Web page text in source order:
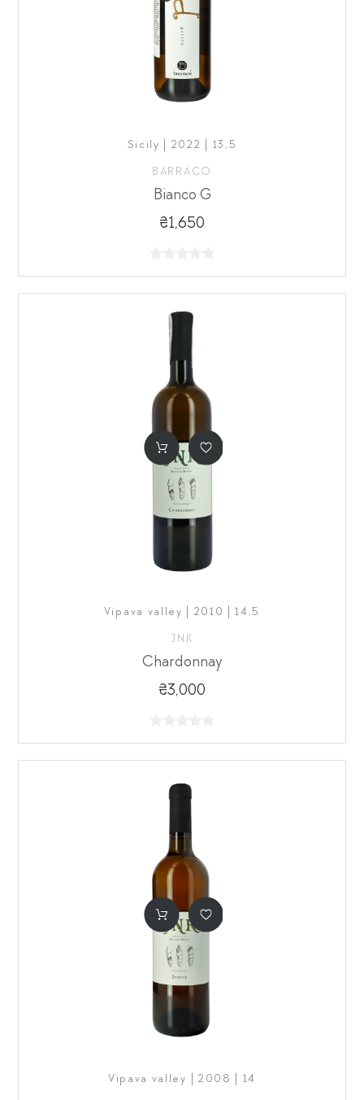
Sicily | 2022 | 13,5
BARRACO
Bianco G
₴1,650
Vipava valley | 2010 | 14,5
JNK
Chardonnay
₴3,000
Vipava valley | 2008 | 14